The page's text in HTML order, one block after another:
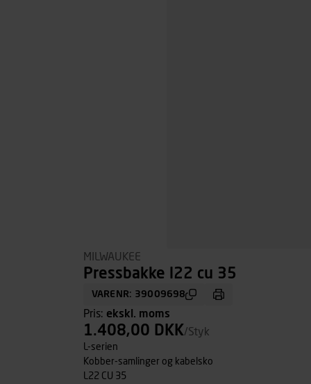
MILWAUKEE
Pressbakke l22 cu 35
VARENR: 39009698
Pris: ekskl. moms
1.408,00 DKK/Styk
L-serien
Kobber-samlinger og kabelsko
L22 CU 35